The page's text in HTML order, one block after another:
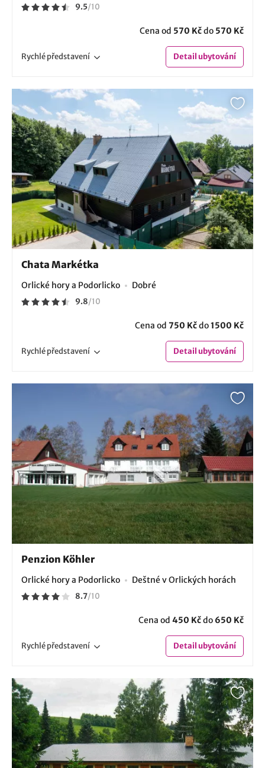
9.5/10
Cena od 570 Kčdo 570 Kč
Rychlépředstavení Detailubytování
Chata Markétka
Orlické hory a Podorlicko Dobré
9.8/10
Cena od 750 Kčdo1500 Kč
Rychlépředstavení Detailubytování
Penzion Köhler
Orlické hory a Podorlicko Deštné v Orlických horách
8.7/10
Cena od 450 Kčdo 650 Kč
Rychlépředstavení Detailubytování